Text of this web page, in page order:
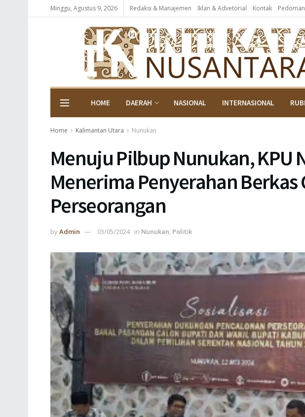
Minggu, Agustus 9, 2026 Redaksi & Manajemen Iklan & Advetorial Kontak
HOME DAERAH NASIONAL INTERNASIONAL
Home Kalimantan Utara Nunukan
Menuju Pilbup Nunukan, KPU
Menerima Penyerahan Berkas
Perseorangan
byAdmin 03/05/2024 in Nunukan, Politik